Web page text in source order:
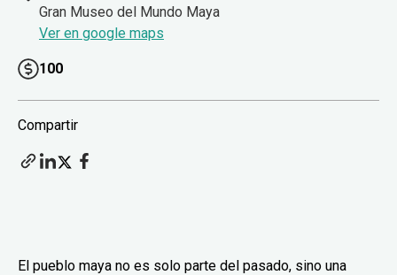
Gran Museo del Mundo Maya
Ver en google maps
100
Compartir
El pueblo maya no es solo parte del pasado, sino una